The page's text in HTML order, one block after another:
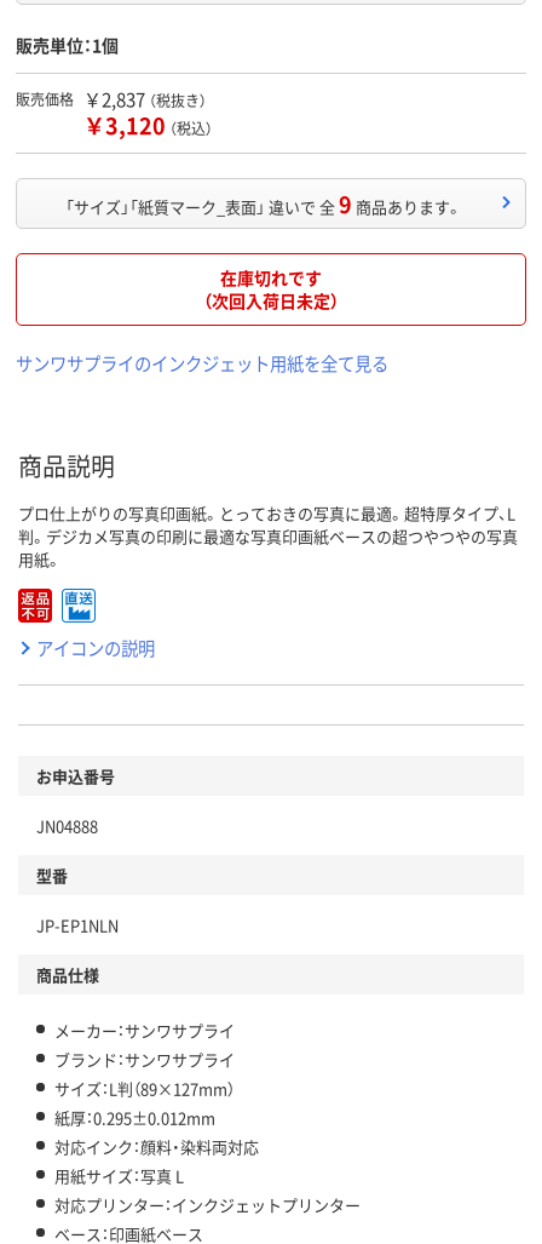
販売単位：1個
販売価格 ￥2,837 （税抜き）
￥3,120 （税込）
「サイズ」「紙質マーク_表面」 違いで 全9 商品あります。
在庫切れです
（次回入荷日未定）
サンワサプライのインクジェット用紙を全て見る
商品説明
プロ仕上がりの写真印画紙。とっておきの写真に最適。超特厚タイプ、L
判。デジカメ写真の印刷に最適な写真印画紙ベースの超つやつやの写真
用紙。
アイコンの説明
お申込番号
JN04888
型番
JP-EP1NLN
商品仕様
メーカー：サンワサプライ
ブランド：サンワサプライ
サイズ：L判（89×127mm）
紙厚：0.295±0.012mm
対応インク：顔料・染料両対応
用紙サイズ：写真 L
対応プリンター：インクジェットプリンター
ベース：印画紙ベース